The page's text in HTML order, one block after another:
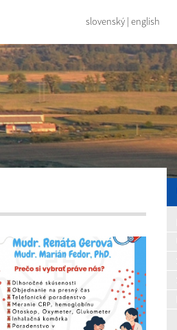
slovenský| english